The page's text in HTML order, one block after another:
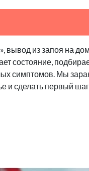
вывод из запоя на
состояние,
симптомов. Мы
и сделать первый шаг